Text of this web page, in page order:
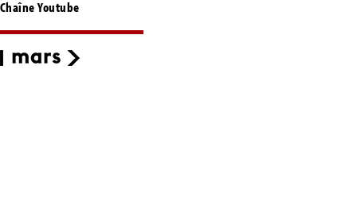
Chaîne Youtube